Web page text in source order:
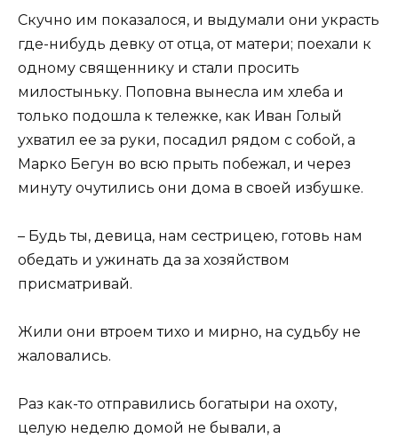
Скучно им показалося, и выдумали они украсть
где-нибудь девку от отца, от матери; поехали к
одному священнику и стали просить
милостыньку. Поповна вынесла им хлеба и
только подошла к тележке, как Иван Голый
ухватил ее за руки, посадил рядом с собой, а
Марко Бегун во всю прыть побежал, и через
минуту очутились они дома в своей избушке.
– Будь ты, девица, нам сестрицею, готовь нам
обедать и ужинать да за хозяйством
присматривай.
Жили они втроем тихо и мирно, на судьбу не
жаловались.
Раз как-то отправились богатыри на охоту,
целую неделю домой не бывали, а